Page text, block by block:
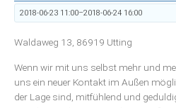
2018-06-23 11:00–2018-06-24 16:00
Waldaweg 13, 86919 Utting
Wenn wir mit uns selbst mehr und
uns ein neuer Kontakt im Außen
der Lage sind, mitfühlend und